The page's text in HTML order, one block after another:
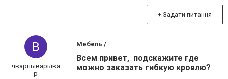
+ Задати питання
чварпыварыва
р
Мебель /
Всем привет, подскажите где
можно заказать гибкую кровлю?